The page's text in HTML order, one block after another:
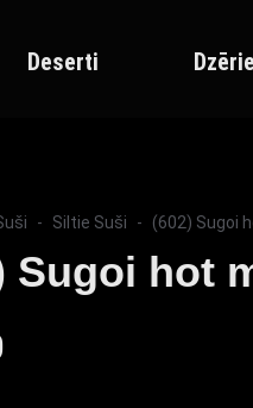
Deserti
Siltie Suši (602) Sugoi
Sugoi hot